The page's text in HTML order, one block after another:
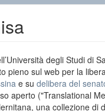
degli Studi di
pieno sul web per la
e su delibera del
aperto ("Translational
una collezione